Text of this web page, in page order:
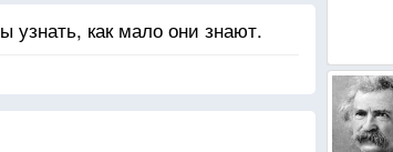
узнать, как мало они знают.